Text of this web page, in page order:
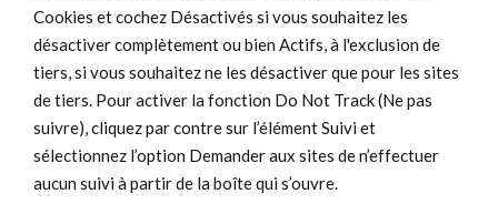
Cookies et cochez Désactivés si vous souhaitez les
désactiver complètement ou bien Actifs, à l'exclusion de
tiers, si vous souhaitez ne les désactiver que pour les sites
de tiers. Pour activer la fonction Do Not Track (Ne pas
suivre), cliquez par contre sur l’élément Suivi et
sélectionnez l’option Demander aux sites de n’effectuer
aucun suivi à partir de la boîte qui s’ouvre.